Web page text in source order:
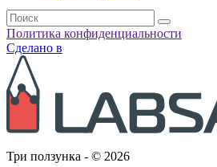
Политика конфиденциальности
Сделано в
Три ползунка - © 2026